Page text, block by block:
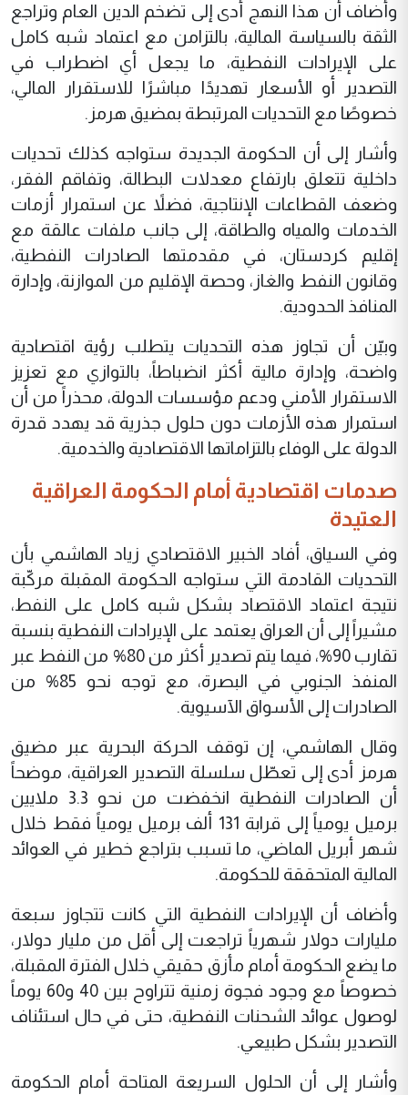
وأضاف أن هذا النهج أدى إلى تضخم الدين العام وتراجع
الثقة بالسياسة المالية، بالتزامن مع اعتماد شبه كامل
على الإيرادات النفطية، ما يجعل أي اضطراب في
التصدير أو الأسعار تهديدًا مباشرًا للاستقرار المالي،
خصوصًا مع التحديات المرتبطة بمضيق هرمز.
وأشار إلى أن الحكومة الجديدة ستواجه كذلك تحديات
داخلية تتعلق بارتفاع معدلات البطالة، وتفاقم الفقر،
وضعف القطاعات الإنتاجية، فضلاً عن استمرار أزمات
الخدمات والمياه والطاقة، إلى جانب ملفات عالقة مع
إقليم كردستان، في مقدمتها الصادرات النفطية،
وقانون النفط والغاز، وحصة الإقليم من الموازنة، وإدارة
المنافذ الحدودية.
وبيّن أن تجاوز هذه التحديات يتطلب رؤية اقتصادية
واضحة، وإدارة مالية أكثر انضباطاً، بالتوازي مع تعزيز
الاستقرار الأمني ودعم مؤسسات الدولة، محذراً من أن
استمرار هذه الأزمات دون حلول جذرية قد يهدد قدرة
الدولة على الوفاء بالتزاماتها الاقتصادية والخدمية.
صدمات اقتصادية أمام الحكومة العراقية
العتيدة
وفي السياق، أفاد الخبير الاقتصادي زياد الهاشمي بأن
التحديات القادمة التي ستواجه الحكومة المقبلة مركّبة
نتيجة اعتماد الاقتصاد بشكل شبه كامل على النفط،
مشيراً إلى أن العراق يعتمد على الإيرادات النفطية بنسبة
تقارب 90%، فيما يتم تصدير أكثر من 80% من النفط عبر
المنفذ الجنوبي في البصرة، مع توجه نحو 85% من
الصادرات إلى الأسواق الآسيوية.
وقال الهاشمي، إن توقف الحركة البحرية عبر مضيق
هرمز أدى إلى تعطّل سلسلة التصدير العراقية، موضحاً
أن الصادرات النفطية انخفضت من نحو 3.3 ملايين
برميل يومياً إلى قرابة 131 ألف برميل يومياً فقط خلال
شهر أبريل الماضي، ما تسبب بتراجع خطير في العوائد
المالية المتحققة للحكومة.
وأضاف أن الإيرادات النفطية التي كانت تتجاوز سبعة
مليارات دولار شهرياً تراجعت إلى أقل من مليار دولار،
ما يضع الحكومة أمام مأزق حقيقي خلال الفترة المقبلة،
خصوصاً مع وجود فجوة زمنية تتراوح بين 40 و60 يوماً
لوصول عوائد الشحنات النفطية، حتى في حال استئناف
التصدير بشكل طبيعي.
وأشار إلى أن الحلول السريعة المتاحة أمام الحكومة